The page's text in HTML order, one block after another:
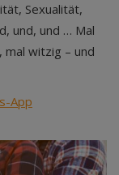
Sexualität,
und, und … Mal
mal witzig – und
App